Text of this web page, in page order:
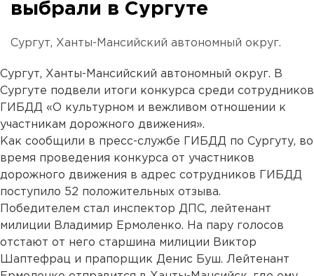
выбрали в Сургуте
Сургут, Ханты-Мансийский автономный округ.
Сургут, Ханты-Мансийский автономный округ. В
Сургуте подвели итоги конкурса среди сотрудников
ГИБДД «О культурном и вежливом отношении к
участникам дорожного движения».
Как сообщили в пресс-службе ГИБДД по Сургуту, во
время проведения конкурса от участников
дорожного движения в адрес сотрудников ГИБДД
поступило 52 положительных отзыва.
Победителем стал инспектор ДПС, лейтенант
милиции Владимир Ермоленко. На пару голосов
отстают от него старшина милиции Виктор
Шаптефрац и прапорщик Денис Буш. Лейтенант